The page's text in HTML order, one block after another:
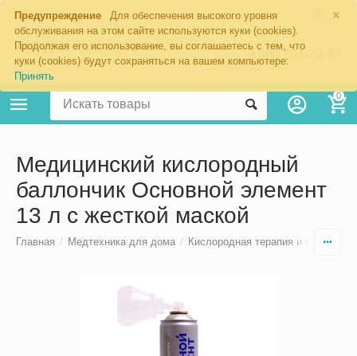
×
Предупреждение
Для обеспечения высокого уровня
обслуживания на этом сайте используются куки (cookies).
Продолжая его использование, вы соглашаетесь с тем, что
куки (cookies) будут сохраняться на вашем компьютере:
Принять
Москва
8 800 201-70-97
0
Медицинский кислородный
баллончик Основной элемент
13 л с жесткой маской
Главная / Медтехника для дома / Кислородная терапия и